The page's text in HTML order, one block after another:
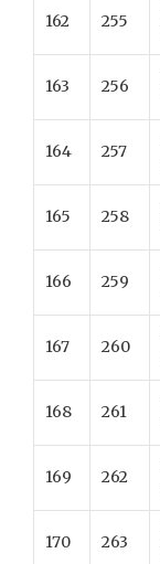
162 255
163 256
164 257
165 258
166 259
167 260
168 261
169 262
170 263